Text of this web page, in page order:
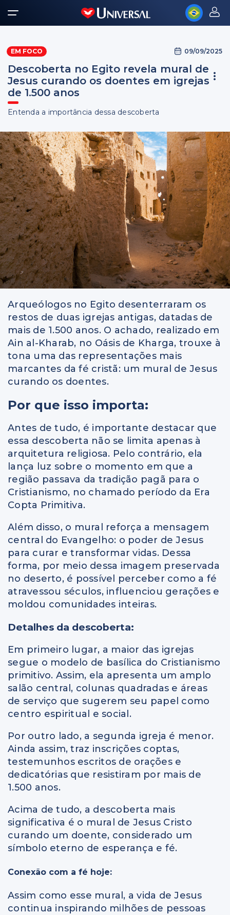
EM FOCO 09/09/2025
Descoberta no Egito revela mural de
Jesus curando os doentes em igrejas
de 1.500 anos
Entenda a importância dessa descoberta
Arqueólogos no Egito desenterraram os
restos de duas igrejas antigas, datadas de
mais de 1.500 anos. O achado, realizado em
Ain al-Kharab, no Oásis de Kharga, trouxe à
tona uma das representações mais
marcantes da fé cristã: um mural de Jesus
curando os doentes.
Por que isso importa:
Antes de tudo, é importante destacar que
essa descoberta não se limita apenas à
arquitetura religiosa. Pelo contrário, ela
lança luz sobre o momento em que a
região passava da tradição pagã para o
Cristianismo, no chamado período da Era
Copta Primitiva.
Além disso, o mural reforça a mensagem
central do Evangelho: o poder de Jesus
para curar e transformar vidas. Dessa
forma, por meio dessa imagem preservada
no deserto, é possível perceber como a fé
atravessou séculos, influenciou gerações e
moldou comunidades inteiras.
Detalhes da descoberta:
Em primeiro lugar, a maior das igrejas
segue o modelo de basílica do Cristianismo
primitivo. Assim, ela apresenta um amplo
salão central, colunas quadradas e áreas
de serviço que sugerem seu papel como
centro espiritual e social.
Por outro lado, a segunda igreja é menor.
Ainda assim, traz inscrições coptas,
testemunhos escritos de orações e
dedicatórias que resistiram por mais de
1.500 anos.
Acima de tudo, a descoberta mais
significativa é o mural de Jesus Cristo
curando um doente, considerado um
símbolo eterno de esperança e fé.
Conexão com a fé hoje:
Assim como esse mural, a vida de Jesus
continua inspirando milhões de pessoas